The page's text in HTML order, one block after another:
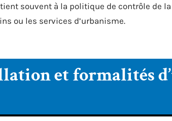
souvent à la politique de contrôle de
ou les services d’urbanisme.
et formalités